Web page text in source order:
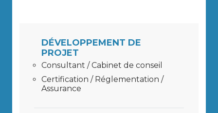
DÉVELOPPEMENT DE
PROJET
Consultant / Cabinet de conseil
Certification / Réglementation /
Assurance